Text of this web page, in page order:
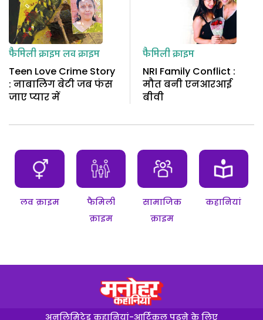
फैमिली क्राइमलव क्राइम
Teen Love Crime Story
: नाबालिग बेटी जब फंस
जाए प्यार में
फैमिली क्राइम
NRI Family Conflict :
मौत बनी एनआरआई
बीवी
लव क्राइम
फैमिली
क्राइम
सामाजिक
क्राइम
कहानियां
अनलिमिटेड कहानियां-आर्टिकल पढ़ने के लिए